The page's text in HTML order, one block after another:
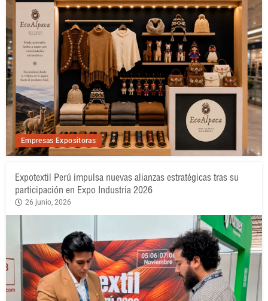
Empresas Expositoras
Expotextil Perú impulsa nuevas alianzas estratégicas tras su
participación en Expo Industria 2026
26 junio, 2026